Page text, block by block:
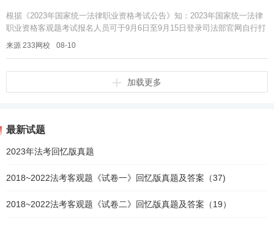
根据《2023年国家统一法律职业资格考试公告》知：2023年国家统一法律
职业资格客观题考试报名人员可于9月6日至9月15日登录司法部官网自行打
印准考证。插入模块2023年法考客观题准考证打印时间202...
来源 233网校 08-10
加载更多
最新试题
2023年法考回忆版真题
2018~2022法考客观题《试卷一》回忆版真题及答案（37)
2018~2022法考客观题《试卷二》回忆版真题及答案（19）